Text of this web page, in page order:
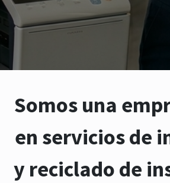
Somos una
en servicios de
y reciclado de